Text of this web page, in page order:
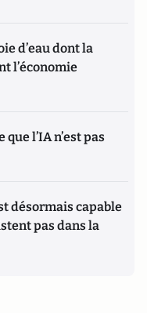
d’eau dont la
l’économie
l’IA n’est pas
désormais capable
pas dans la